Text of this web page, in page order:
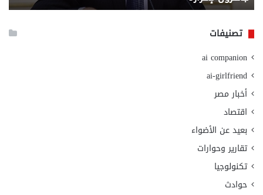
تصنيفات
ai companion
ai-girlfriend
أخبار مصر
اقتصاد
بعيد عن الأضواء
تقارير وحوارات
تكنولوجيا
حوادث